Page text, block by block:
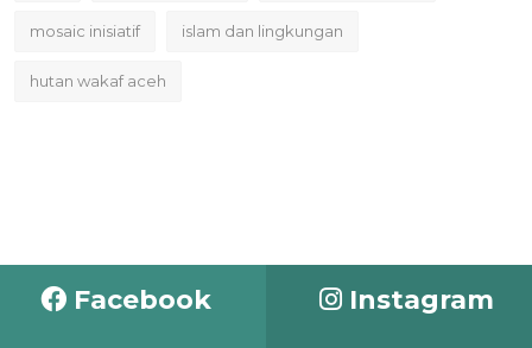
mosaic inisiatif islam dan lingkungan
hutan wakaf aceh
Facebook Instagram